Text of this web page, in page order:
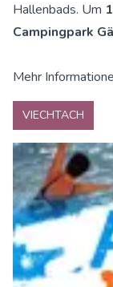
Hallenbads. Um
Campingpark
Mehr
VIECHTACH